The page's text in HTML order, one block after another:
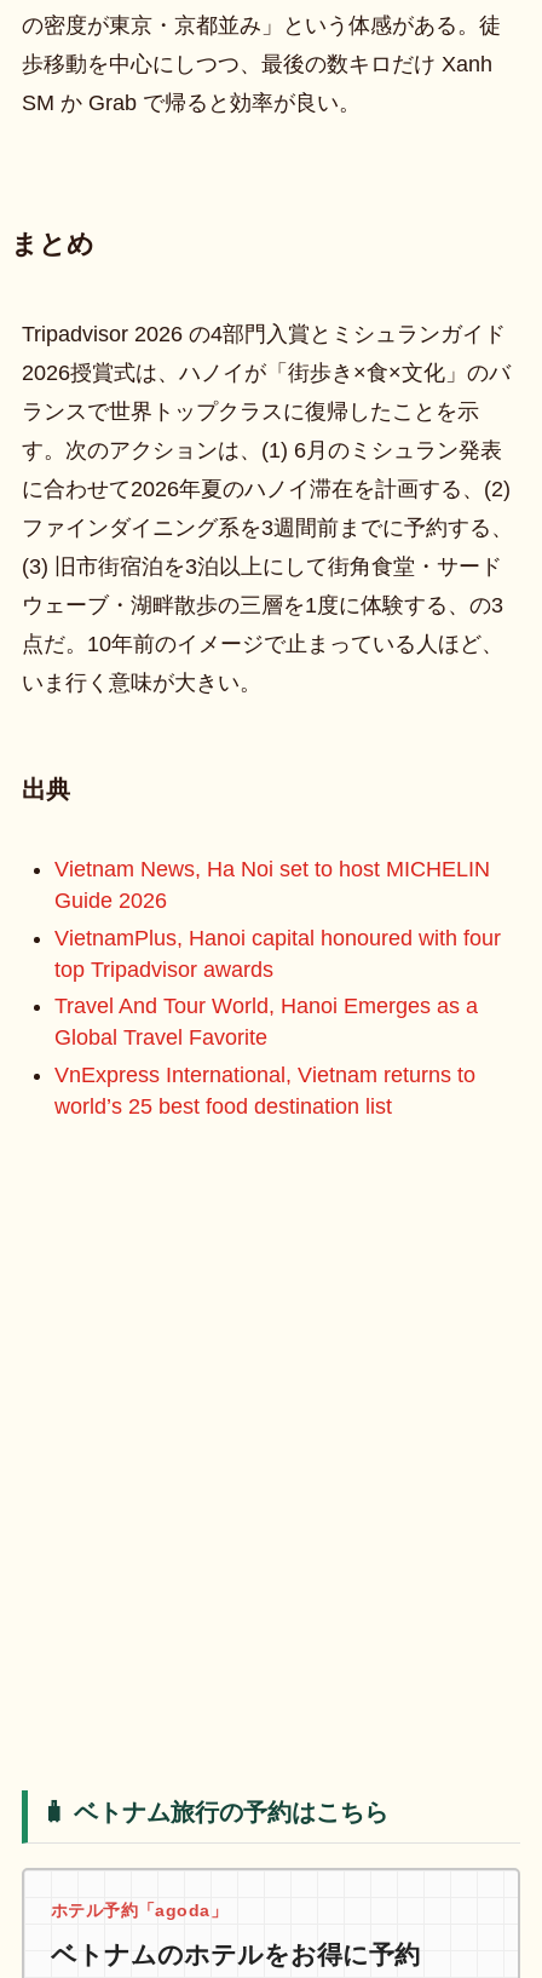
の密度が東京・京都並み」という体感がある。徒
歩移動を中心にしつつ、最後の数キロだけ Xanh
SM か Grab で帰ると効率が良い。
まとめ
Tripadvisor 2026 の4部門入賞とミシュランガイド
2026授賞式は、ハノイが「街歩き×食×文化」のバ
ランスで世界トップクラスに復帰したことを示
す。次のアクションは、(1) 6月のミシュラン発表
に合わせて2026年夏のハノイ滞在を計画する、(2)
ファインダイニング系を3週間前までに予約する、
(3) 旧市街宿泊を3泊以上にして街角食堂・サード
ウェーブ・湖畔散歩の三層を1度に体験する、の3
点だ。10年前のイメージで止まっている人ほど、
いま行く意味が大きい。
出典
Vietnam News, Ha Noi set to host MICHELIN
Guide 2026
VietnamPlus, Hanoi capital honoured with four
top Tripadvisor awards
Travel And Tour World, Hanoi Emerges as a
Global Travel Favorite
VnExpress International, Vietnam returns to
world’s 25 best food destination list
🧳 ベトナム旅行の予約はこちら
ホテル予約「agoda」
ベトナムのホテルをお得に予約